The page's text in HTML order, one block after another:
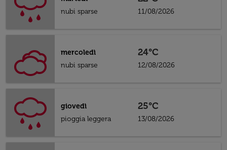
nubi sparse
11/08/2026
mercoledì
nubi sparse
24°C
12/08/2026
giovedì
pioggia leggera
25°C
13/08/2026